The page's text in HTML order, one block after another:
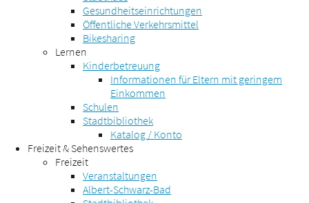
Gesundheitseinrichtungen
Öffentliche Verkehrsmittel
Bikesharing
Lernen
Kinderbetreuung
Informationen für Eltern mit geringem
Einkommen
Schulen
Stadtbibliothek
Katalog / Konto
Freizeit & Sehenswertes
Freizeit
Veranstaltungen
Albert-Schwarz-Bad